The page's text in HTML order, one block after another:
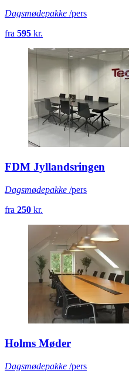
Dagsmødepakke /pers
fra 595 kr.
FDM Jyllandsringen
Dagsmødepakke /pers
fra 250 kr.
Holms Møder
Dagsmødepakke /pers